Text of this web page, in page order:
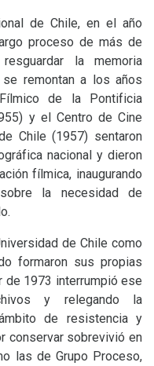
de Chile, en el año
proceso de más de
la memoria
remontan a los años
de la Pontificia
y el Centro de Cine
Chile (1957) sentaron
nacional y dieron
fílmica, inaugurando
la necesidad de
de Chile como
formaron sus propias
de 1973 interrumpió ese
y relegando la
de resistencia y
conservar sobrevivió en
las de Grupo Proceso,